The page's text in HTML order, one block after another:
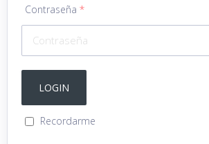
Contraseña *
Recordarme